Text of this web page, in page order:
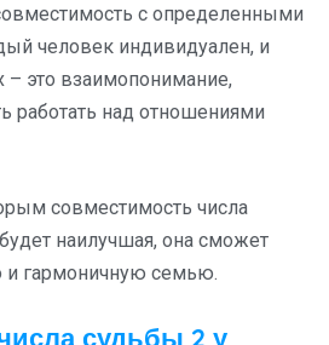
с определенными
человек индивидуален, и
– это взаимопонимание,
работать над отношениями
совместимость числа
наилучшая, она сможет
и гармоничную семью.
судьбы 2 у